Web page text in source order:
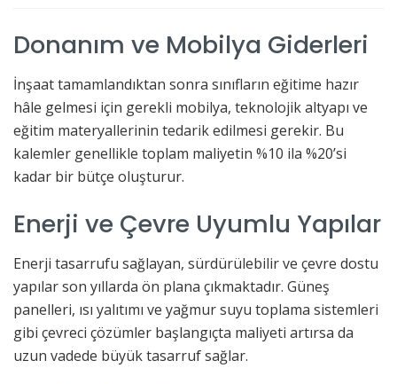
Donanım ve Mobilya Giderleri
İnşaat tamamlandıktan sonra sınıfların eğitime hazır
hâle gelmesi için gerekli mobilya, teknolojik altyapı ve
eğitim materyallerinin tedarik edilmesi gerekir. Bu
kalemler genellikle toplam maliyetin %10 ila %20’si
kadar bir bütçe oluşturur.
Enerji ve Çevre Uyumlu Yapılar
Enerji tasarrufu sağlayan, sürdürülebilir ve çevre dostu
yapılar son yıllarda ön plana çıkmaktadır. Güneş
panelleri, ısı yalıtımı ve yağmur suyu toplama sistemleri
gibi çevreci çözümler başlangıçta maliyeti artırsa da
uzun vadede büyük tasarruf sağlar.